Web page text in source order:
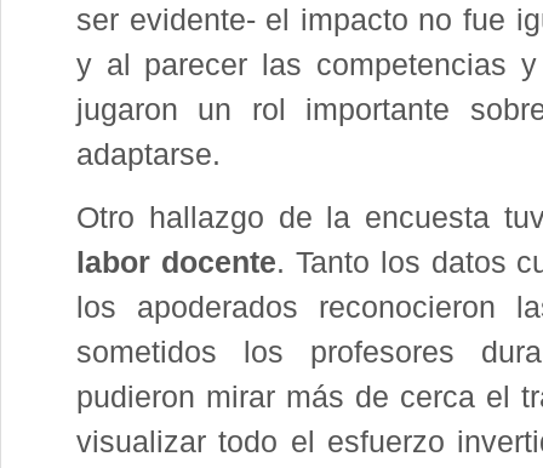
ser evidente- el impacto no fue
y al parecer las competencias
jugaron un rol importante
adaptarse.
Otro hallazgo de la encuesta
labor docente. Tanto los datos
los apoderados reconocieron
sometidos los profesores
pudieron mirar más de cerca el
visualizar todo el esfuerzo